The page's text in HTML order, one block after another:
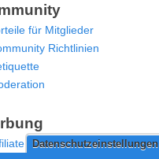
Datenschutzeinstellungen
für Mitglieder
Richtlinien
Offenlegung